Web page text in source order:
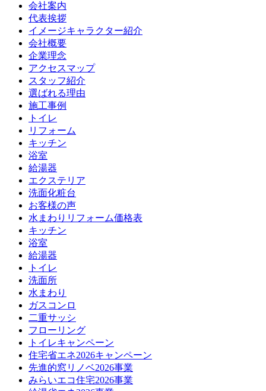
会社案内
代表挨拶
イメージキャラクター紹介
会社概要
企業理念
アクセスマップ
スタッフ紹介
選ばれる理由
施工事例
トイレ
リフォーム
キッチン
浴室
給湯器
エクステリア
洗面化粧台
お客様の声
水まわりリフォーム価格表
キッチン
浴室
給湯器
トイレ
洗面所
水まわり
ガスコンロ
二重サッシ
フローリング
トイレキャンペーン
住宅省エネ2026キャンペーン
先進的窓リノベ2026事業
みらいエコ住宅2026事業